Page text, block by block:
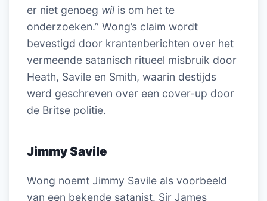
er niet genoeg wil is om het te
onderzoeken.” Wong’s claim wordt
bevestigd door krantenberichten over het
vermeende satanisch ritueel misbruik door
Heath, Savile en Smith, waarin destijds
werd geschreven over een cover-up door
de Britse politie.
Jimmy Savile
Wong noemt Jimmy Savile als voorbeeld
van een bekende satanist. Sir James